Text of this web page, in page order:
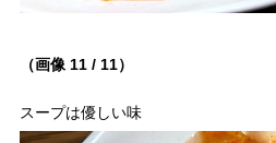
（画像 11 / 11）
スープは優しい味